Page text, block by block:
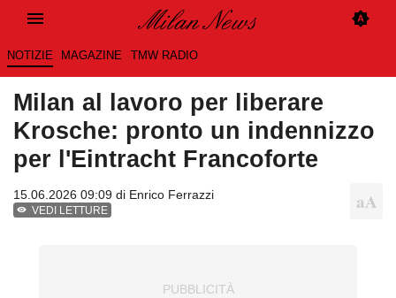
NOTIZIE MAGAZINE TMW RADIO
Milan al lavoro per liberare
Krosche: pronto un indennizzo
per l'Eintracht Francoforte
15.06.2026 09:09 di Enrico Ferrazzi
VEDI LETTURE